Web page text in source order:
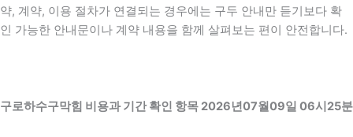
약, 계약, 이용 절차가 연결되는 경우에는 구두 안내만 듣기보다 확
인 가능한 안내문이나 계약 내용을 함께 살펴보는 편이 안전합니다.
구로하수구막힘 비용과 기간 확인 항목 2026년07월09일 06시25분